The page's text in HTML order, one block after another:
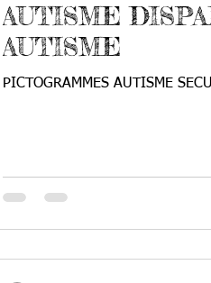
AUTISME
AUTISME
PICTOGRAMMES AUTISME